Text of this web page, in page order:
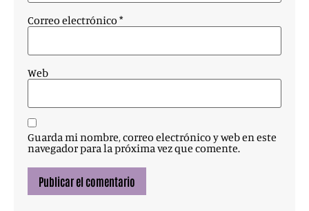
Correo electrónico *
Web
Guarda mi nombre, correo electrónico y web en este
navegador para la próxima vez que comente.